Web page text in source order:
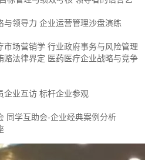
领导力 企业运营管理沙盘演练
场营销学 行业政府事务与风险管理
赂法律界定 医药医疗企业战略与竞争
企业互访 标杆企业参观
同学互助会-企业经典案例分析